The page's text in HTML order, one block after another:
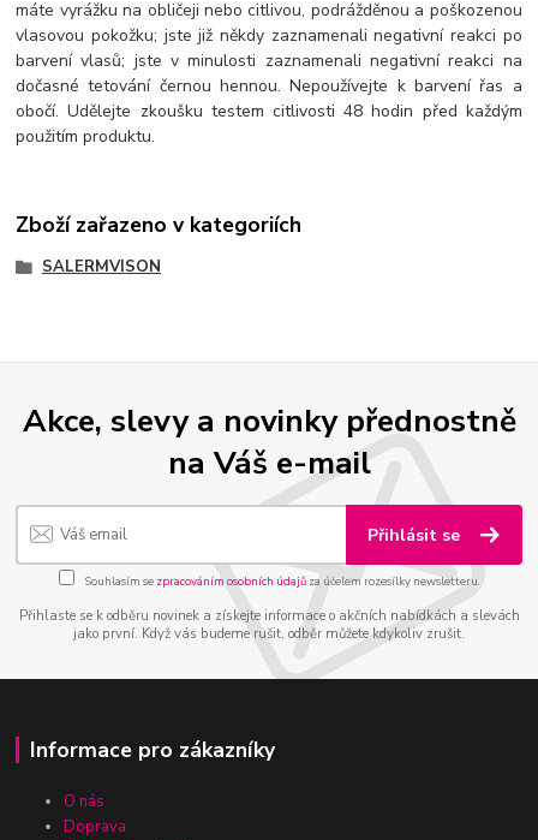
máte vyrážku na obličeji nebo citlivou, podrážděnou a poškozenou
vlasovou pokožku; jste již někdy zaznamenali negativní reakci po
barvení vlasů; jste v minulosti zaznamenali negativní reakci na
dočasné tetování černou hennou. Nepoužívejte k barvení řas a
obočí. Udělejte zkoušku testem citlivosti 48 hodin před každým
použitím produktu.
Zboží zařazeno v kategoriích
SALERMVISON
Akce, slevy a novinky přednostně
na Váš e-mail
Přihlásit se
Souhlasím se zpracováním osobních údajůza účelem rozesílky newsletteru.
Přihlaste se k odběru novinek a získejte informace o akčních nabídkách a slevách
jako první. Když vás budeme rušit, odběr můžete kdykoliv zrušit.
Informace pro zákazníky
O nás
Doprava